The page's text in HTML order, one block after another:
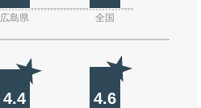
広島県 全国
4.4 4.6